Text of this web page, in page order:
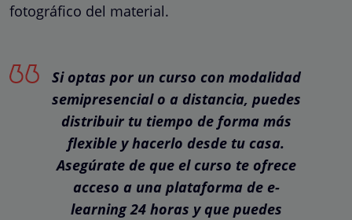
fotográfico del material.
Si optas por un curso con modalidad
semipresencial o a distancia, puedes
distribuir tu tiempo de forma más
flexible y hacerlo desde tu casa.
Asegúrate de que el curso te ofrece
acceso a una plataforma de e-
learning 24 horas y que puedes